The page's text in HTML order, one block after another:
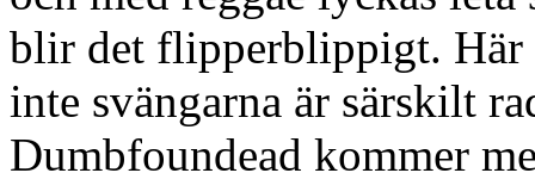
blir det flipperblippigt. Här
inte svängarna är särskilt
Dumbfoundead kommer